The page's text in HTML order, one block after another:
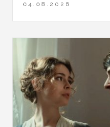
04.08.2026